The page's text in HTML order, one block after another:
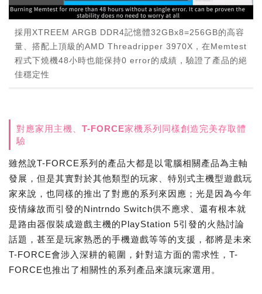
採用XTREEM ARGB DDR4記憶體32GBx8=256GB的高容
量、搭配上頂級的AMD Threadripper 3970X，在Memtest
程式下燒機48小時也能保持0 error的成績，驗證了產品的絕
佳穩定性
對應家用主機、T-FORCE家機系列同樣創造完美存取體
驗
雖然說T-FORCE系列的產品大都是以電腦相關產品為主軸
發展，但是其實對於其他類型的玩家、特別式主機型遊戲玩
家來說，也同樣的推出了對應的系列來因應；光是因為今年
疫情緣故而引發的Nintrndo Switch供不應求、還有根本就
是路由器假裝成遊戲主機的PlayStation 5引發的火熱討論
話題，甚至是玩家熟悉的手機遊戲等等的支援，都將是未來
T-FORCE會涉入深耕的範圍，針對這方面的需求性，T-
FORCE也推出了相關性的系列產品來讓玩家選用。